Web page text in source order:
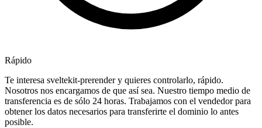
Rápido
Te interesa sveltekit-prerender y quieres controlarlo, rápido.
Nosotros nos encargamos de que así sea. Nuestro tiempo medio de
transferencia es de sólo 24 horas. Trabajamos con el vendedor para
obtener los datos necesarios para transferirte el dominio lo antes
posible.